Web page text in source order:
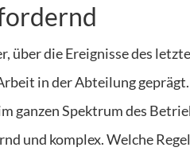
über die Ereignisse des
in der Abteilung
ganzen Spektrum des
und komplex. Welche